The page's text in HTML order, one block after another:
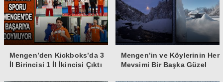
Mengen’den Kickboks’da 3
İl Birincisi 1 İl İkincisi Çıktı
Mengen’in ve Köylerinin Her
Mevsimi Bir Başka Güzel